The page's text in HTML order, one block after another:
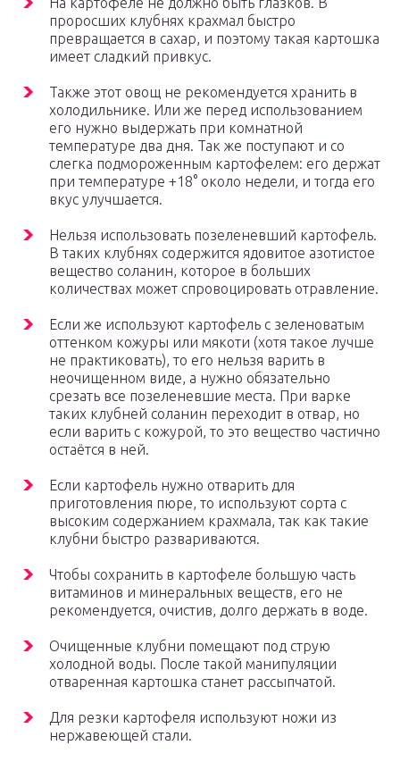
проросших клубнях крахмал быстро
превращается в сахар, и поэтому такая картошка
имеет сладкий привкус.
Также этот овощ не рекомендуется хранить в
холодильнике. Или же перед использованием
его нужно выдержать при комнатной
температуре два дня. Так же поступают и со
слегка подмороженным картофелем: его держат
при температуре +18° около недели, и тогда его
вкус улучшается.
Нельзя использовать позеленевший картофель.
В таких клубнях содержится ядовитое азотистое
вещество соланин, которое в больших
количествах может спровоцировать отравление.
Если же используют картофель с зеленоватым
оттенком кожуры или мякоти (хотя такое лучше
не практиковать), то его нельзя варить в
неочищенном виде, а нужно обязательно
срезать все позеленевшие места. При варке
таких клубней соланин переходит в отвар, но
если варить с кожурой, то это вещество частично
остаётся в ней.
Если картофель нужно отварить для
приготовления пюре, то используют сорта с
высоким содержанием крахмала, так как такие
клубни быстро развариваются.
Чтобы сохранить в картофеле большую часть
витаминов и минеральных веществ, его не
рекомендуется, очистив, долго держать в воде.
Очищенные клубни помещают под струю
холодной воды. После такой манипуляции
отваренная картошка станет рассыпчатой.
Для резки картофеля используют ножи из
нержавеющей стали.